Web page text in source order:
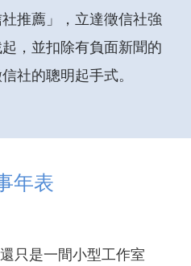
推薦」，立達徵信社強
，並扣除有負面新聞的
社的聰明起手式。
年表
只是一間小型工作室